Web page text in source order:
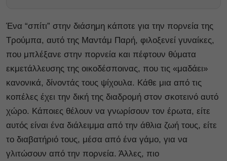
Ένα “σπίτι” στην διάσημη κάποτε για την πορνεία της
Τρούμπα, αυτό της Μαντάμ Παρή, φιλοξενεί γυναίκες,
που μπλέξανε στην πορνεία και πέφτουν θύματα
εκμετάλλευσης της οικοδέσποινας, που τις «μαδάει»
κανονικά, δίνοντάς τους ψίχουλα. Κάθε μια από τις
κοπέλες έχει την δική της διαδρομή στον σκοτεινό αυτό
χώρο. Κάποιες θέλουν να γνωρίσουν τον έρωτα, είτε
αυτός είναι ένα διάλειμμα από την άθλια ζωή τους, είτε
το διαβατήριό τους, μέσα από ένα γάμο, για να
γλιτώσουν από την πορνεία. Άλλες, πιο